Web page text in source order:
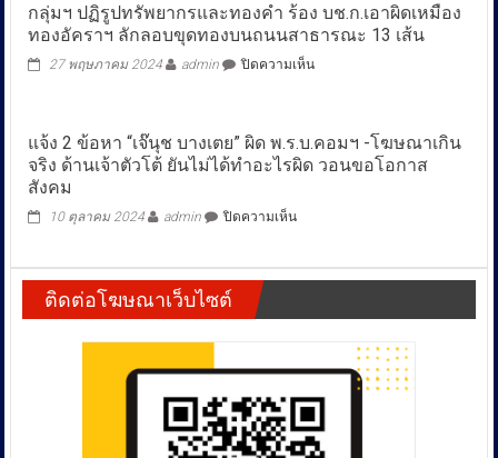
บริษัท
บัญชี
นายทุน
จีน
ชาว
ไทย-
รับ
เปิด
ชาติ
แย่ง
กลุ่มฯ ปฏิรูปทรัพยากรและทองคำ ร้อง บช.ก.เอาผิดเหมือง
ทองอัคราฯ ลักลอบขุดทองบนถนนสาธารณะ 13 เส้น
27 พฤษภาคม 2024 admin ปิดความเห็นบน
และ
ทองคำ
ราฯ
ขุด
สาธารณะ
13
เส้น
แจ้ง 2 ข้อหา “เจ๊นุช บางเตย” ผิด พ.ร.บ.คอมฯ -โฆษณาเกิน
จริง ด้านเจ้าตัวโต้ ยันไม่ได้ทำอะไรผิด วอนขอโอกาส
สังคม
10 ตุลาคม 2024 admin ปิดความเห็นบน
พ.ร.บ.คอมฯ
-โฆษณา
จริง
ติดต่อโฆษณาเว็บไซต์